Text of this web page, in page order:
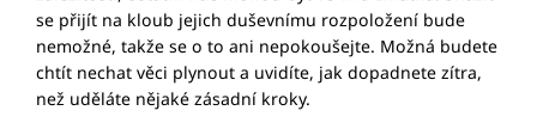
se přijít na kloub jejich duševnímu rozpoložení bude
nemožné, takže se o to ani nepokoušejte. Možná budete
chtít nechat věci plynout a uvidíte, jak dopadnete zítra,
než uděláte nějaké zásadní kroky.